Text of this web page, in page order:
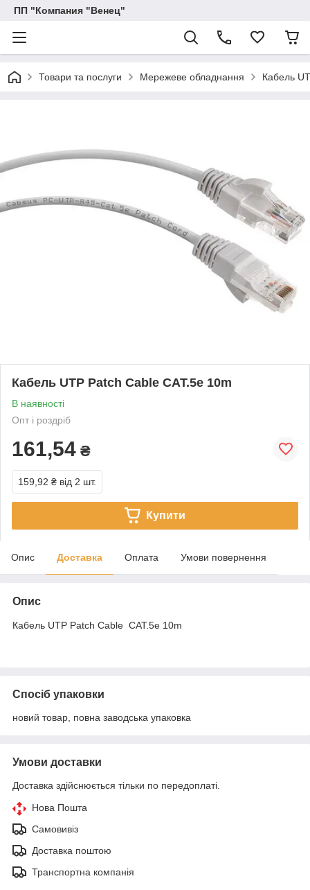
ПП "Компания "Венец"
Товари та послуги Мережеве обладнання Кабель
Кабель UTP Patch Cable CAT.5e 10m
В наявності
Опт і роздріб
161,54 ₴
159,92 ₴ від 2 шт.
Купити
Опис Доставка Оплата Умови повернення
Опис
Кабель UTP Patch Cable CAT.5e 10m
Спосіб упаковки
новий товар, повна заводська упаковка
Умови доставки
Доставка здійснюється тільки по передоплаті.
Нова Пошта
Самовивіз
Доставка поштою
Транспортна компанія